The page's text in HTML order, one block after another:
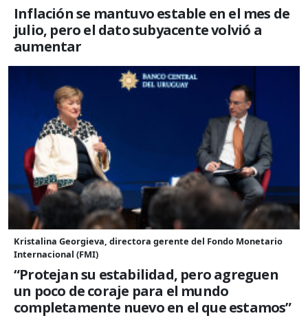
Inflación se mantuvo estable en el mes de
julio, pero el dato subyacente volvió a
aumentar
Kristalina Georgieva, directora gerente del Fondo Monetario
Internacional (FMI)
“Protejan su estabilidad, pero agreguen
un poco de coraje para el mundo
completamente nuevo en el que estamos”